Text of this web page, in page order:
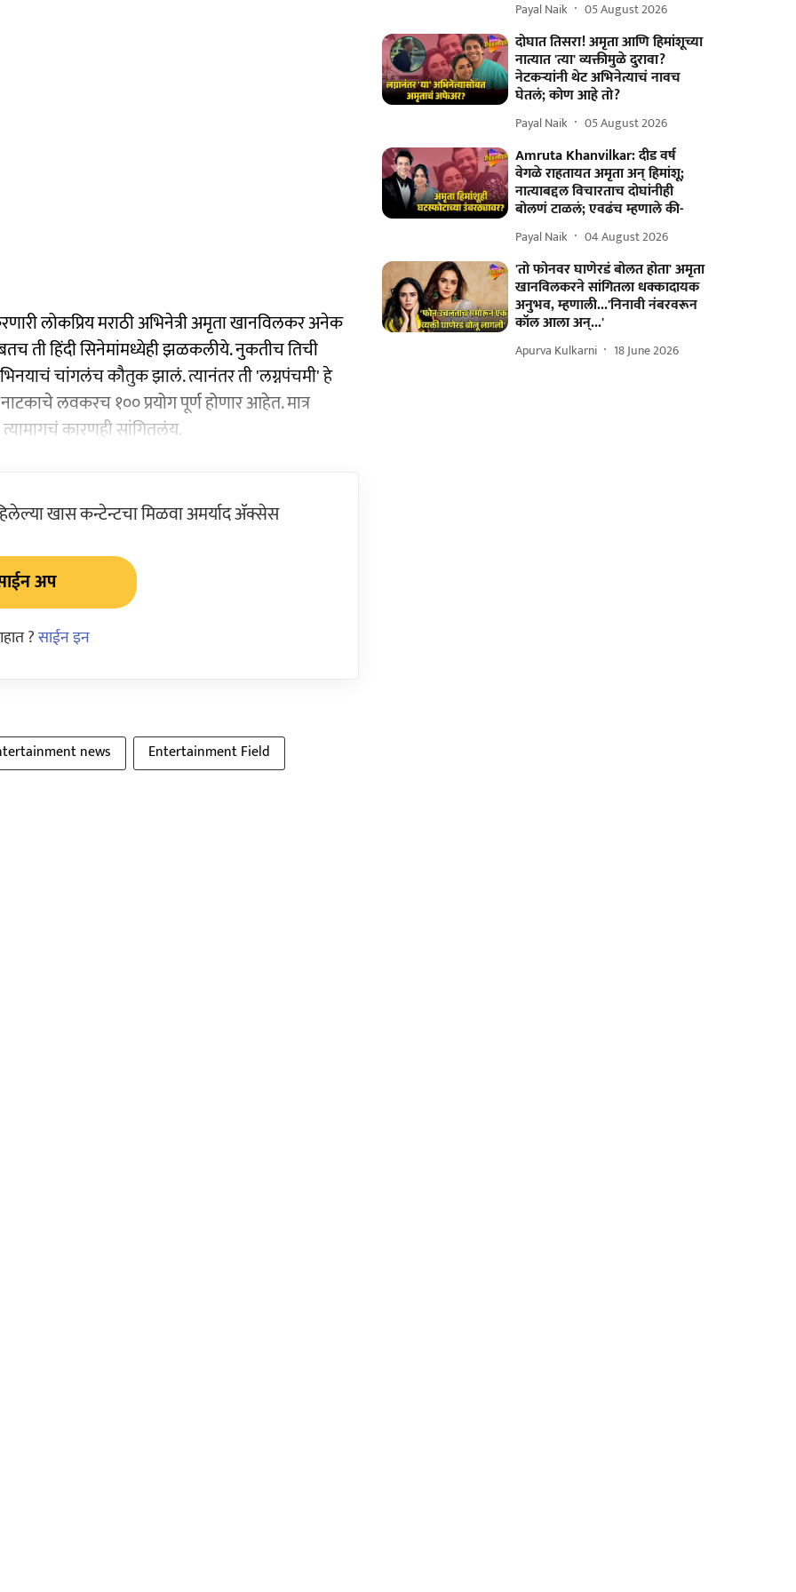
लोकप्रिय मराठी अभिनेत्री अमृता खानविलकर अनेक
ती हिंदी सिनेमांमध्येही झळकलीये. नुकतीच तिची
चांगलंच कौतुक झालं. त्यानंतर ती 'लग्नपंचमी' हे
लवकरच १०० प्रयोग पूर्ण होणार आहेत. मात्र
कारणही सांगितलंय.
खास कन्टेन्टचा मिळवा अमर्याद ॲक्सेस
अप
?साईन इन
news
Entertainment Field
Payal Naik 05 August 2026
दोघात तिसरा! अमृता आणि हिमांशूच्या
नात्यात 'त्या' व्यक्तीमुळे दुरावा?
नेटकऱ्यांनी थेट अभिनेत्याचं नावच
घेतलं; कोण आहे तो?
Payal Naik 05 August 2026
Amruta Khanvilkar: दीड वर्ष
वेगळे राहतायत अमृता अन् हिमांशू;
नात्याबद्दल विचारताच दोघांनीही
बोलणं टाळलं; एवढंच म्हणाले की-
Payal Naik 04 August 2026
'तो फोनवर घाणेरडं बोलत होता' अमृता
खानविलकरने सांगितला धक्कादायक
अनुभव, म्हणाली...'निनावी नंबरवरून
कॉल आला अन्...'
Apurva Kulkarni 18 June 2026